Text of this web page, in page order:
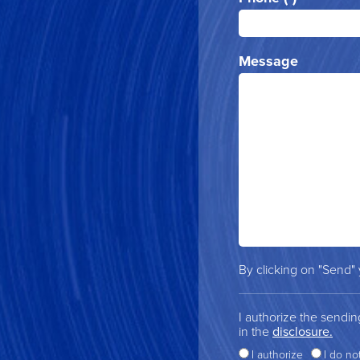
Message
By clicking on
I authorize the
in the disclosure.
I authorize I do